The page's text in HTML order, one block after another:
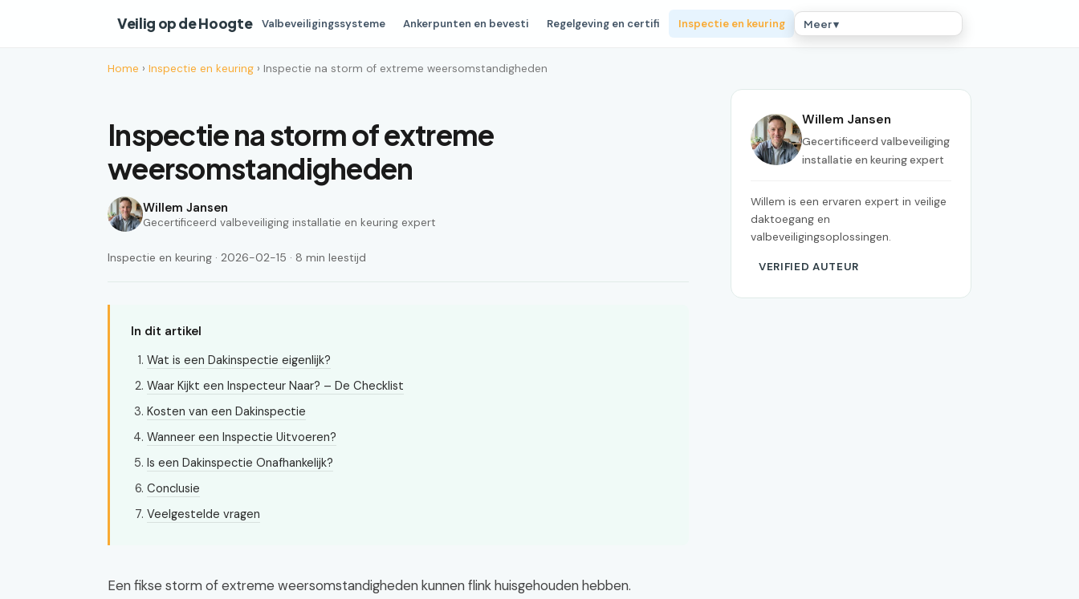
Veilig op de Hoogte Valbeveiligingssysteme Ankerpunten en bevesti Regelgeving en certifi Inspectie en keuring Meer ▾
Home › Inspectie en keuring › Inspectie na storm of extreme weersomstandigheden
Inspectie na storm of extreme
weersomstandigheden
Willem Jansen
Gecertificeerd valbeveiliging installatie en keuring expert
Inspectie en keuring · 2026-02-15 · 8 min leestijd
In dit artikel
Wat is een Dakinspectie eigenlijk?
Waar Kijkt een Inspecteur Naar? – De Checklist
Kosten van een Dakinspectie
Wanneer een Inspectie Uitvoeren?
Is een Dakinspectie Onafhankelijk?
Conclusie
Veelgestelde vragen
Een fikse storm of extreme weersomstandigheden kunnen flink huisgehouden hebben.
Willem Jansen
Gecertificeerd valbeveiliging
installatie en keuring expert
Willem is een ervaren expert in veilige
daktoegang en
valbeveiligingsoplossingen.
VERIFIED AUTEUR